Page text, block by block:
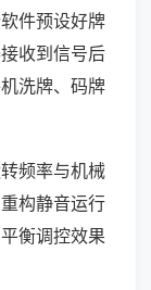
件预设好牌
收到信号后
洗牌、码牌
频率与机械
构静音运行
衡调控效果